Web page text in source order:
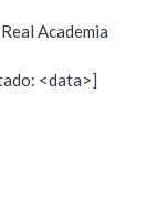
Academia
<data>]